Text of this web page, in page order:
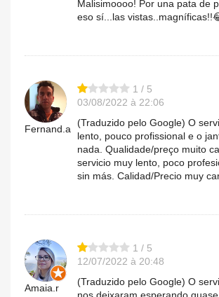
Malisimoooo! Por una pata de
eso sí...las
Fernand.a
1 / 5
03/08/2022 à 22:06
(Traduzido pelo Google) O
lento, pouco profissional e o
nada. Qualidade/preço muito
servicio muy lento, poco
sin más. Calidad/Precio muy
Amaia.r
1 / 5
12/07/2022 à 20:48
(Traduzido pelo Google) O
nos deixaram esperando